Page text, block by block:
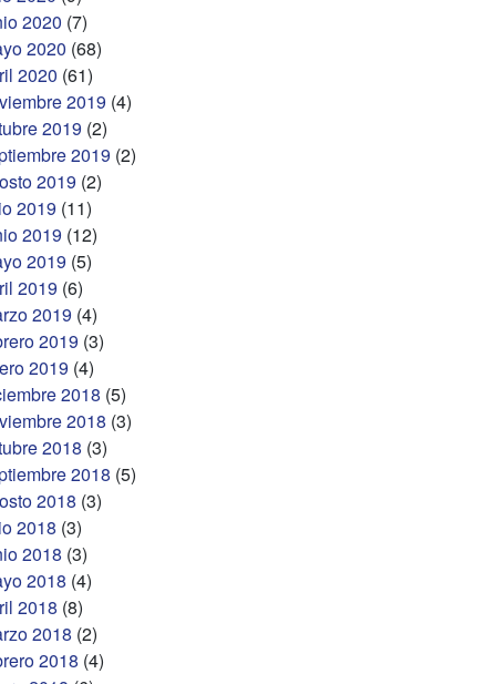
2020 (7)
2020 (68)
2020 (61)
2019 (4)
2019 (2)
2019 (2)
2019 (2)
2019 (11)
2019 (12)
2019 (5)
2019 (6)
2019 (4)
2019 (3)
2019 (4)
2018 (5)
2018 (3)
2018 (3)
2018 (5)
2018 (3)
2018 (3)
2018 (3)
2018 (4)
2018 (8)
2018 (2)
2018 (4)